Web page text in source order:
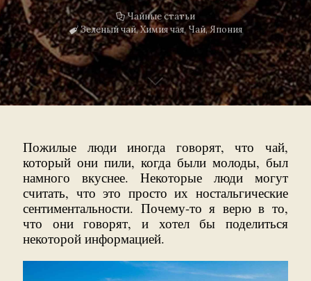
Чайные статьи
Зеленый чай,Химия чая,Чай,Япония
Пожилые люди иногда говорят, что чай,
который они пили, когда были молоды, был
намного вкуснее. Некоторые люди могут
считать, что это просто их ностальгические
сентиментальности. Почему-то я верю в то,
что они говорят, и хотел бы поделиться
некоторой информацией.